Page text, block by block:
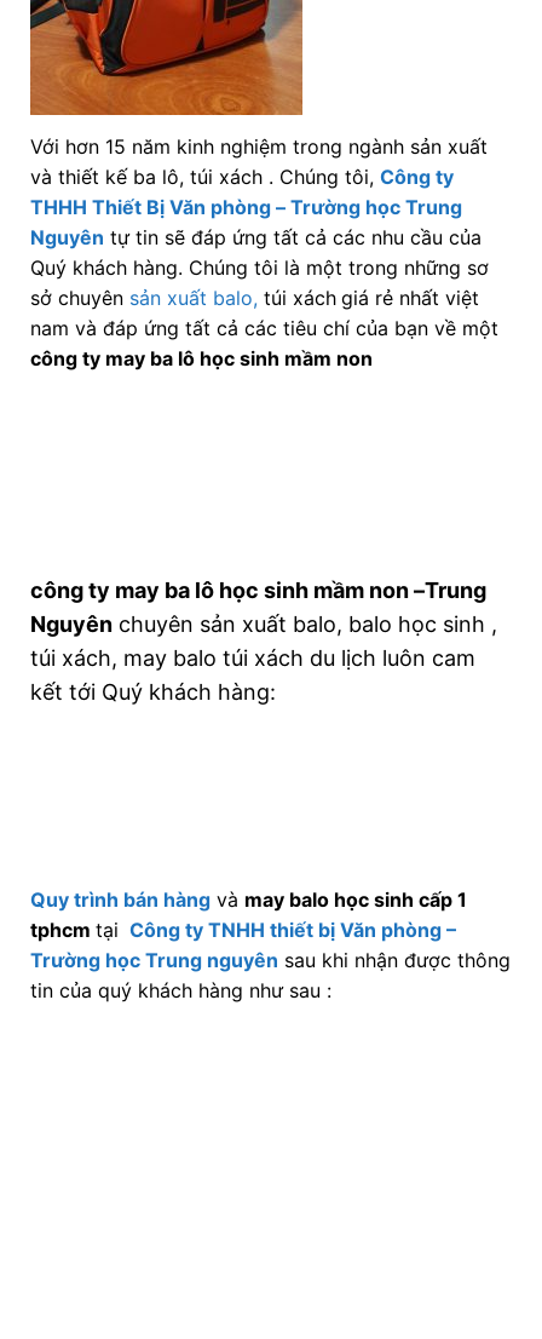
Với hơn 15 năm kinh nghiệm trong ngành sản xuất
và thiết kế ba lô, túi xách . Chúng tôi, Công ty
THHH Thiết Bị Văn phòng – Trường học Trung
Nguyên tự tin sẽ đáp ứng tất cả các nhu cầu của
Quý khách hàng. Chúng tôi là một trong những sơ
sở chuyên sản xuất balo, túi xách giá rẻ nhất việt
nam và đáp ứng tất cả các tiêu chí của bạn về một
công ty may ba lô học sinh mầm non
công ty may ba lô học sinh mầm non –Trung
Nguyênchuyên sản xuất balo, balo học sinh ,
túi xách, may balo túi xách du lịch luôn cam
kết tới Quý khách hàng:
Quy trình bán hàngvà may balo học sinh cấp 1
tphcm tại Công ty TNHH thiết bị Văn phòng –
Trường học Trung nguyên sau khi nhận được thông
tin của quý khách hàng như sau :